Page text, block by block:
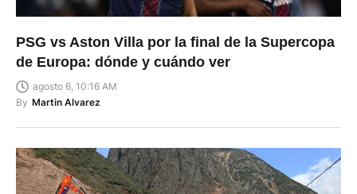
PSG vs Aston Villa por la final de la Supercopa
de Europa: dónde y cuándo ver
agosto 6, 10:16 AM
By Martin Alvarez